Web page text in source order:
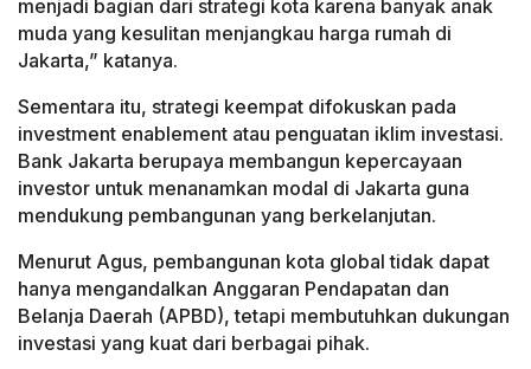
menjadi bagian dari strategi kota karena banyak anak
muda yang kesulitan menjangkau harga rumah di
Jakarta,” katanya.
Sementara itu, strategi keempat difokuskan pada
investment enablement atau penguatan iklim investasi.
Bank Jakarta berupaya membangun kepercayaan
investor untuk menanamkan modal di Jakarta guna
mendukung pembangunan yang berkelanjutan.
Menurut Agus, pembangunan kota global tidak dapat
hanya mengandalkan Anggaran Pendapatan dan
Belanja Daerah (APBD), tetapi membutuhkan dukungan
investasi yang kuat dari berbagai pihak.